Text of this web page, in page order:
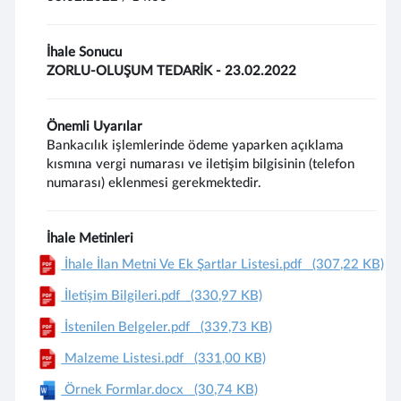
İhale Sonucu
ZORLU-OLUŞUM TEDARİK - 23.02.2022
Önemli Uyarılar
Bankacılık işlemlerinde ödeme yaparken açıklama
kısmına vergi numarası ve iletişim bilgisinin (telefon
numarası) eklenmesi gerekmektedir.
İhale Metinleri
İhale İlan Metni Ve Ek Şartlar Listesi.pdf
(307,22 KB)
İletişim Bilgileri.pdf (330,97 KB)
İstenilen Belgeler.pdf (339,73 KB)
Malzeme Listesi.pdf (331,00 KB)
Örnek Formlar.docx (30,74 KB)